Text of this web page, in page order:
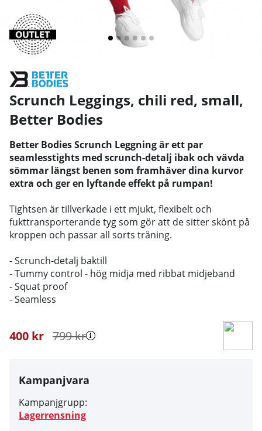
Scrunch Leggings, chili red, small,
Better Bodies
Better Bodies Scrunch Leggning är ett par
seamlesstights med scrunch-detalj ibak och vävda
sömmar längst benen som framhäver dina kurvor
extra och ger en lyftande effekt på rumpan!
Tightsen är tillverkade i ett mjukt, flexibelt och
fukttransporterande tyg som gör att de sitter skönt på
kroppen och passar all sorts träning.
- Scrunch-detalj baktill
- Tummy control - hög midja med ribbat midjeband
- Squat proof
- Seamless
799kr
400 kr
Kampanjvara
Kampanjgrupp:
Lagerrensning